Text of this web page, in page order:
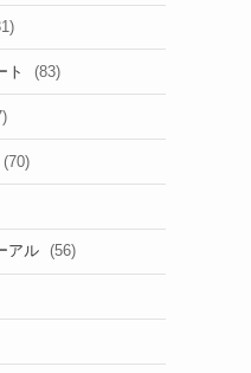
ト (83)
(70)
アル (56)